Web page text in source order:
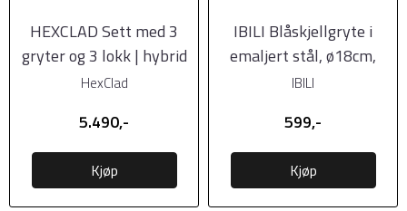
HEXCLAD Sett med 3
gryter og 3 lokk | hybrid
HexClad
5.490,-
Kjøp
IBILI Blåskjellgryte i
emaljert stål, ø18cm,
2,7 liter, ...
IBILI
599,-
Kjøp